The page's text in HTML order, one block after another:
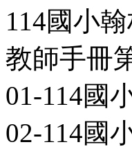
114國小
教師手冊
01-114國
02-114國